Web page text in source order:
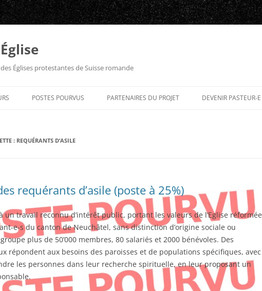
Églises protestantes de Suisse romande
POSTES POURVUS PARTENAIRES DU PROJET DEVENIR PASTEUR-E
: REQUÉRANTS D’ASILE
requérants d’asile (poste à 25%)
à un travail reconnu d’intérêt public, portant les valeurs de l’Eglise réformée
e-s du canton de Neuchâtel, sans distinction d’origine sociale ou
plus de 50’000 membres, 80 salariés et 2000 bénévoles. Des
répondent aux besoins des paroisses et de populations spécifiques, avec
les personnes dans leur recherche spirituelle, en leur proposant un